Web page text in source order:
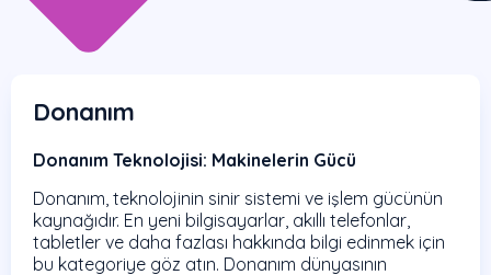
Donanım
Donanım Teknolojisi: Makinelerin Gücü
Donanım, teknolojinin sinir sistemi ve işlem gücünün
kaynağıdır. En yeni bilgisayarlar, akıllı telefonlar,
tabletler ve daha fazlası hakkında bilgi edinmek için
bu kategoriye göz atın. Donanım dünyasının